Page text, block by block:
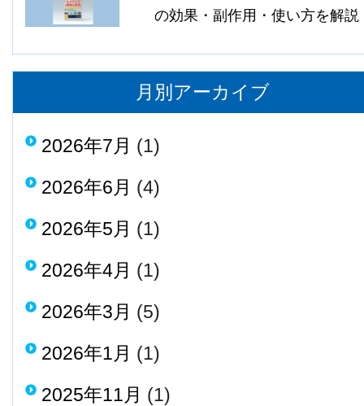
の効果・副作用・使い方を解説
月別アーカイブ
2026年7月 (1)
2026年6月 (4)
2026年5月 (1)
2026年4月 (1)
2026年3月 (5)
2026年1月 (1)
2025年11月 (1)